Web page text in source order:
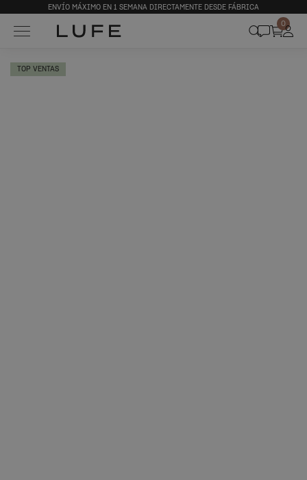
ENVÍO MÁXIMO EN 1 SEMANA DIRECTAMENTE DESDE FÁBRICA
0
TOP VENTAS